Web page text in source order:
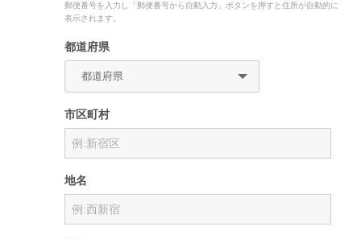
郵便番号を入力し「郵便番号から自動入力」ボタンを押すと住所が自動的に
表示されます。
都道府県
市区町村
地名